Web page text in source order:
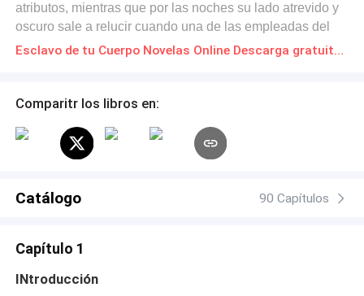
atributos, mientras que por las noches su lado atrevido y
oscuro sale a relucir cuando una de las empleadas del
centro comercial es la que descubre el gran secreto de suEsclavo de tu Cuerpo Novelas Online Descarga gratuita de PDF
Comparitr los libros en:
Catálogo 90 Capítulos
Capítulo 1
INtroducción